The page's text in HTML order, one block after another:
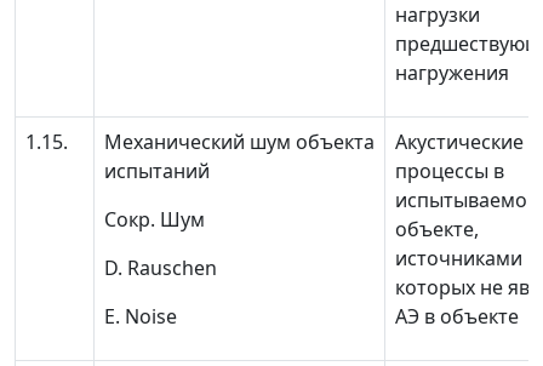
нагрузки
нагружения
1.15.
Механический шум объекта
испытаний
Сокр. Шум
D. Rauschen
Е. Noise
Акустические
процессы в
испытываемом
объекте,
источниками
которых не
АЭ в объекте